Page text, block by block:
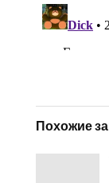
Похожие